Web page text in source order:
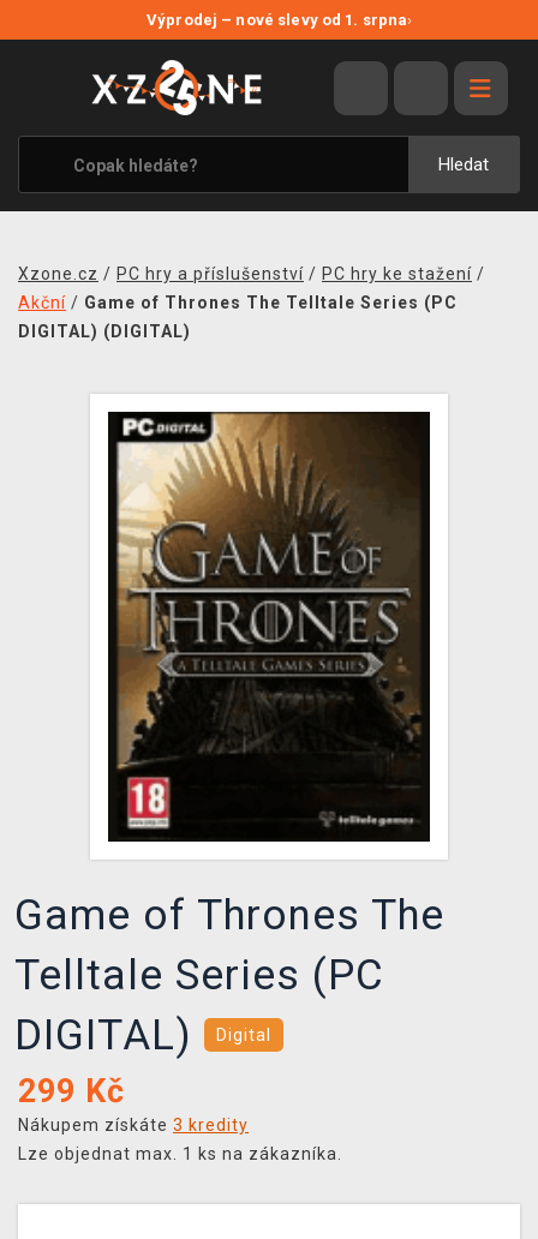
Výprodej – nové slevy od 1. srpna›
Hledat
VÝPRODEJ
VIDEOHRY
XZONE ORIGINALS
TÉMATIKY
MERCHANDISE
PRODEJNY
DOPRAVA
XZONE KLUB
TCG & BOARDGAME HUB
VÝKUP HER (BAZAR)
Xzone.cz / PC hry a příslušenství / PC hry ke stažení /
Akční / Game of Thrones The Telltale Series (PC
DIGITAL) (DIGITAL)
Game of Thrones The
Telltale Series (PC
DIGITAL)
Digital
299 Kč
Nákupem získáte 3 kredity
Lze objednat max. 1 ks na zákazníka.